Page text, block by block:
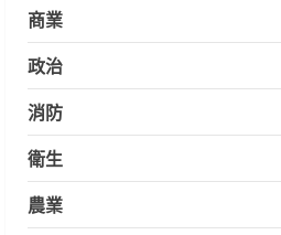
商業
政治
消防
衛生
農業